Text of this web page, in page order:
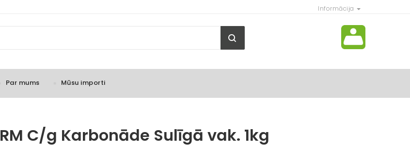
Informācija
Par mums Mūsu importi
RM C/g Karbonāde Sulīgā vak. 1kg